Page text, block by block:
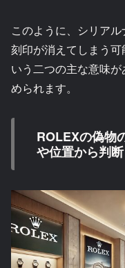
このように、シリアル
刻印が消えてしまう
いう二つの主な意味
められます。
ROLEXの偽物
や位置から判断